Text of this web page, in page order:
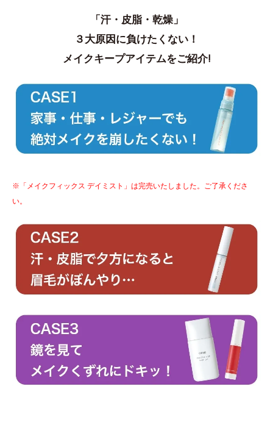
「汗・皮脂・乾燥」
３大原因に負けたくない！
メイクキープアイテムをご紹介!
※「メイクフィックス デイミスト」は完売いたしました。ご了承くださ
い。